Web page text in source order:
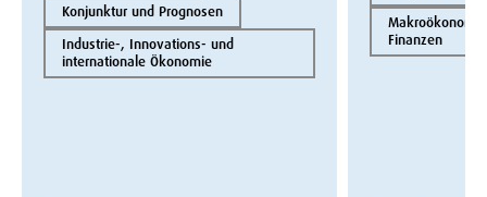
Konjunktur und Prognosen
Industrie-, Innovations- und
internationale Ökonomie
Finanzen